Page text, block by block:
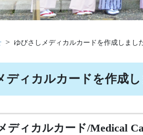
ゆびさしメディカルカードを作成しまし
ディカルカードを作成
ディカルカード/Medical